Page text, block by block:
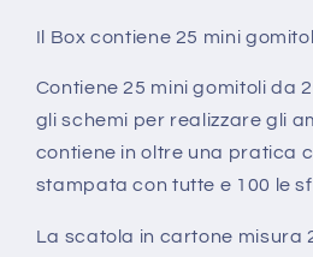
A
Underwater
Box
25
A
Underwater
Box
25
Il Box contiene 25 mini
Contiene 25 mini gomitoli da
gli schemi per realizzare gli
contiene in oltre una pratica
stampata con tutte e 100 le
La scatola in cartone misura